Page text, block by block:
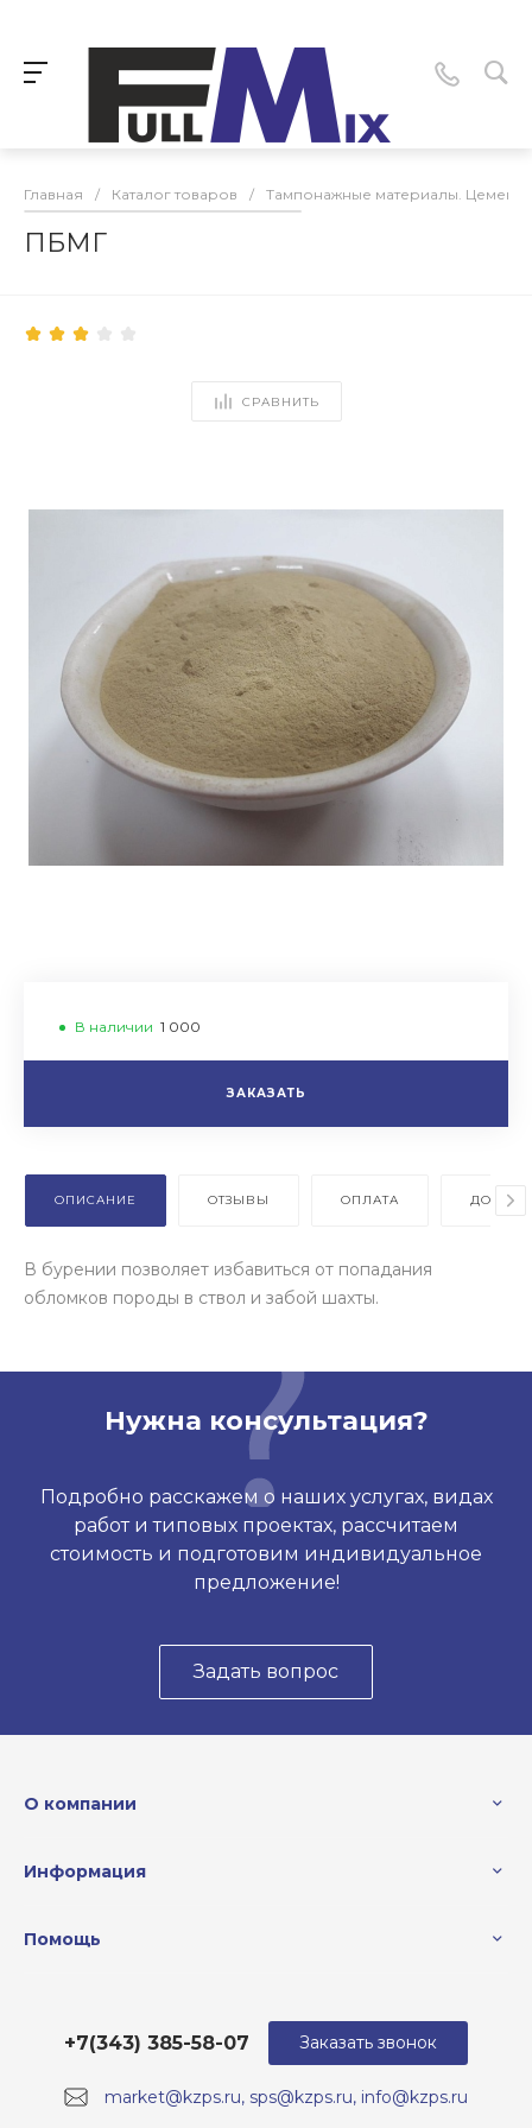
Главная / Каталог товаров / Тампонажные материалы.
ПБМГ
СРАВНИТЬ
В наличии 1 000
ЗАКАЗАТЬ
ОПИСАНИЕ ОТЗЫВЫ ОПЛАТА
В бурении позволяет избавиться от попадания
обломков породы в ствол и забой шахты.
Нужна консультация?
Подробно расскажем о наших услугах, видах
работ и типовых проектах, рассчитаем
стоимость и подготовим индивидуальное
предложение!
Задать вопрос
О компании
Информация
Помощь
market@kzps.ru, sps@kzps.ru, info@kzps.ru
+7(343) 385-58-07 Заказать звонок